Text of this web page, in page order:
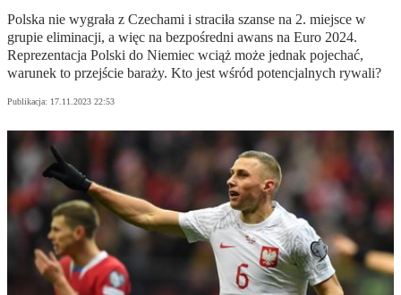
Polska nie wygrała z Czechami i straciła szanse na 2. miejsce w
grupie eliminacji, a więc na bezpośredni awans na Euro 2024.
Reprezentacja Polski do Niemiec wciąż może jednak pojechać,
warunek to przejście baraży. Kto jest wśród potencjalnych rywali?
Publikacja: 17.11.2023 22:53